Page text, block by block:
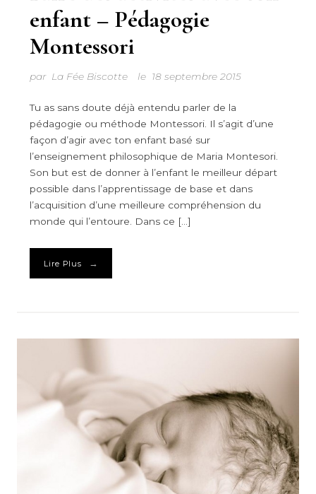
enfant – Pédagogie
Montessori
par La Fée Biscotte le 18 septembre 2015
Tu as sans doute déjà entendu parler de la
pédagogie ou méthode Montessori. Il s’agit d’une
façon d’agir avec ton enfant basé sur
l’enseignement philosophique de Maria Montesori.
Son but est de donner à l’enfant le meilleur départ
possible dans l’apprentissage de base et dans
l’acquisition d’une meilleure compréhension du
monde qui l’entoure. Dans ce […]
Lire Plus →